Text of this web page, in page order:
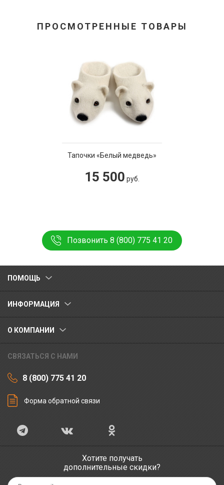
ПРОСМОТРЕННЫЕ ТОВАРЫ
Тапочки «Белый медведь»
15 500 руб.
Позвонить 8 (800) 775 41 20
ПОМОЩЬ
ИНФОРМАЦИЯ
О КОМПАНИИ
СВЯЗАТЬСЯ С НАМИ
8 (800) 775 41 20
Форма обратной связи
Хотите получать
дополнительные скидки?